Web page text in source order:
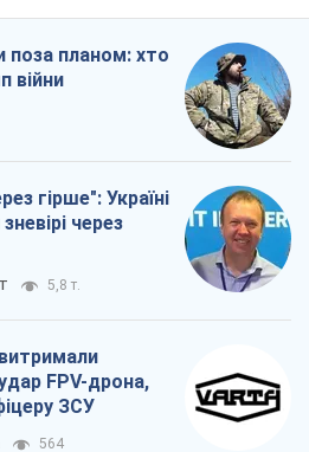
поза планом: хто
війни
гірше": Україні
через
5,8 т.
FPV-дрона,
ЗСУ
564